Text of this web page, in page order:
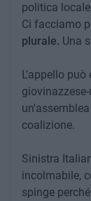
politica
Ci facciamo
plurale. Una
L'appello
coalizione.
Sinistra
incolmabile,
spinge